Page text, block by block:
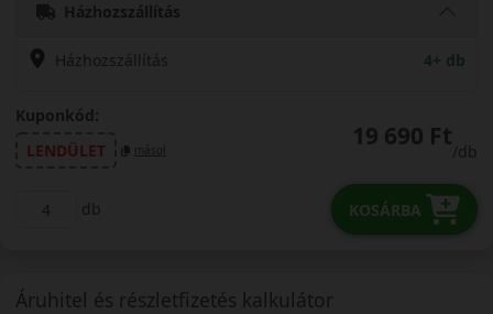
Házhozszállítás
Házhozszállítás 4+ db
Kuponkód:
LENDÜLET
másol 19 690 Ft
/db
db KOSÁRBA
Áruhitel és részletfizetés kalkulátor